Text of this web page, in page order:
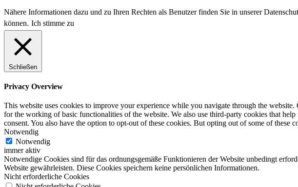
Nähere Informationen dazu und zu Ihren Rechten als Benutzer finden Sie in unserer
können. Ich stimme zu
Schließen
Privacy Overview
This website uses cookies to improve your experience while you navigate through the
for the working of basic functionalities of the website. We also use third-party cookies that
consent. You also have the option to opt-out of these cookies. But opting out of some of these
Notwendig
Notwendig
immer aktiv
Notwendige Cookies sind für das ordnungsgemäße Funktionieren der Website unbedingt
Website gewährleisten. Diese Cookies speichern keine persönlichen Informationen.
Nicht erforderliche Cookies